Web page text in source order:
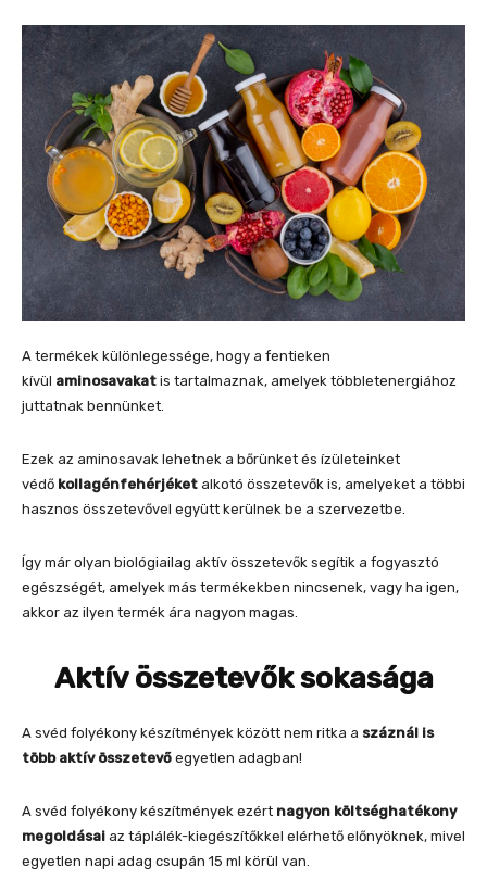
A termékek különlegessége, hogy a fentieken
kívül aminosavakat is tartalmaznak, amelyek többletenergiához
juttatnak bennünket.
Ezek az aminosavak lehetnek a bőrünket és ízületeinket
védő kollagénfehérjéket alkotó összetevők is, amelyeket a többi
hasznos összetevővel együtt kerülnek be a szervezetbe.
Így már olyan biológiailag aktív összetevők segítik a fogyasztó
egészségét, amelyek más termékekben nincsenek, vagy ha igen,
akkor az ilyen termék ára nagyon magas.
Aktív összetevők sokasága
A svéd folyékony készítmények között nem ritka a száznál is
több aktív összetevő egyetlen adagban!
A svéd folyékony készítmények ezért nagyon költséghatékony
megoldásai az táplálék-kiegészítőkkel elérhető előnyöknek, mivel
egyetlen napi adag csupán 15 ml körül van.